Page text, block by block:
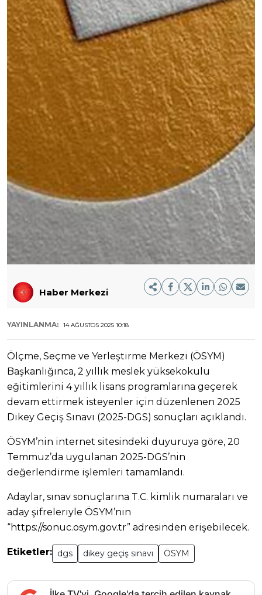
Haber Merkezi
YAYINLANMA: 14 AĞUSTOS 2025 10:18
Ölçme, Seçme ve Yerleştirme Merkezi (ÖSYM)
Başkanlığınca, 2 yıllık meslek yüksekokulu
eğitimlerini 4 yıllık lisans programlarına geçerek
devam ettirmek isteyenler için düzenlenen 2025
Dikey Geçiş Sınavı (2025-DGS) sonuçları açıklandı.
ÖSYM’nin internet sitesindeki duyuruya göre, 20
Temmuz’da uygulanan 2025-DGS’nin
değerlendirme işlemleri tamamlandı.
Adaylar, sınav sonuçlarına T.C. kimlik numaraları ve
aday şifreleriyle ÖSYM’nin
“https://sonuc.osym.gov.tr” adresinden erişebilecek.
Etiketler: dgs dikey geçiş sınavı ÖSYM